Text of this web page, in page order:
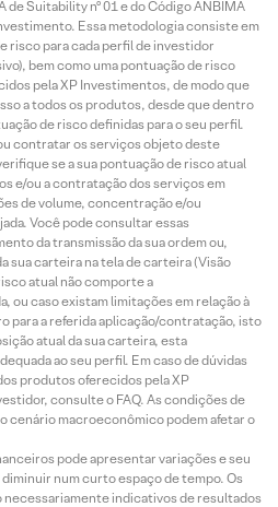
Suitability nº 01 e do Código ANBIMA
Essa metodologia consiste em
risco para cada perfil de investidor
bem como uma pontuação de risco
pela XP Investimentos, de modo que
a todos os produtos, desde que dentro
de risco definidas para o seu perfil.
contratar os serviços objeto deste
se a sua pontuação de risco atual
e/ou a contratação dos serviços em
de volume, concentração e/ou
Você pode consultar essas
da transmissão da sua ordem ou,
sua carteira na tela de carteira (Visão
atual não comporte a
ou caso existam limitações em relação à
para a referida aplicação/contratação, isto
atual da sua carteira, esta
ao seu perfil. Em caso de dúvidas
produtos oferecidos pela XP
consulte o FAQ. As condições de
cenário macroeconômico podem afetar o
pode apresentar variações e seu
num curto espaço de tempo. Os
necessariamente indicativos de resultados